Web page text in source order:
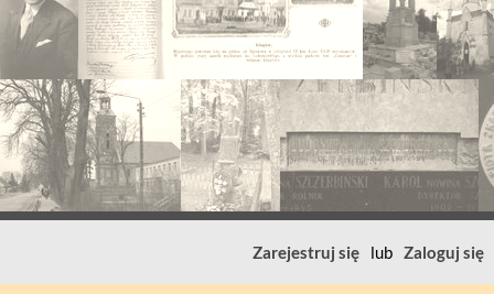
Zarejestruj się lub Zaloguj się